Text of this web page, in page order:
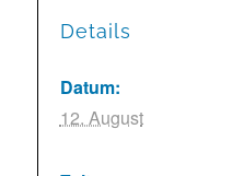
Details
Datum:
12. August